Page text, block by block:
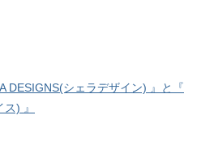
シェラデザイン) 』と『
) 』